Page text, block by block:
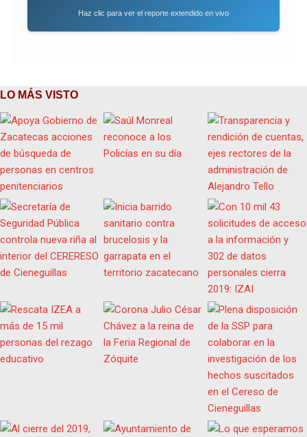
Haz clic para ver el reporte extendido en vivo
LO MÁS VISTO